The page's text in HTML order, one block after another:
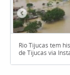
Rio Tijucas tem
de Tijucas via